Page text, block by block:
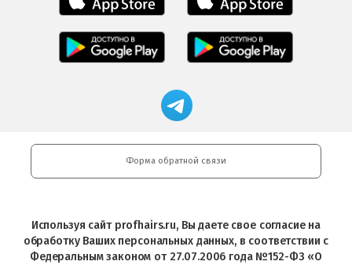
приложение
Professional
загрузить
Мобильное
приложение
Professional
загрузить
Play
приложение
загрузить
в
Мобильное
приложение
Магазин
профессиональной
Professional
и
Интернет-
Telegram
Форма обратной связи
Используя сайт profhairs.ru, Вы даете свое согласие на
обработку Ваших персональных данных, в соответствии с
Федеральным законом от 27.07.2006 года №152-ФЗ «О